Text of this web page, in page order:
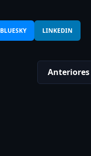
BLUESKY LINKEDIN
Anteriores